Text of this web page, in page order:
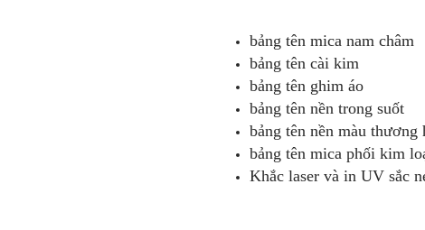
bảng tên mica nam châm
bảng tên cài kim
bảng tên ghim áo
bảng tên nền trong suốt
bảng tên nền màu thương
bảng tên mica phối kim
Khắc laser và in UV sắc